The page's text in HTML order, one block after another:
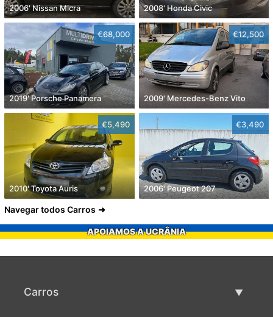
2006' Nissan Micra 2008' Honda Civic
€68,000
2019' Porsche Panamera
€12,500
2009' Mercedes-Benz Vito
€5,490
2010' Toyota Auris
€3,490
2006' Peugeot 207
Navegar todos Carros
APOIAMOS A UCRÂNIA
Carros